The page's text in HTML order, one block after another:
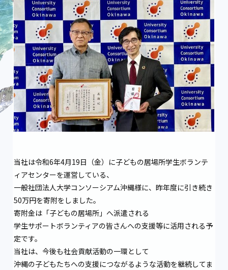
当社は令和6年4月19日（金）に子どもの居場所学生ボランテ
ィアセンターを運営している、
一般社団法人大学コンソーシアム沖縄様に、昨年度に引き続き
50万円を寄附をしました。
寄附金は「子どもの居場所」へ派遣される
学生サポートボランティアの皆さんへの支援等に活用される予
定です。
当社は、今後も社会貢献活動の一環として
沖縄の子どもたちへの支援につながるような活動を継続してま